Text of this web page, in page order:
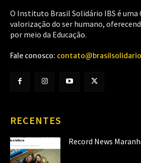
O Instituto Brasil Solidário IBS é uma
valorização do ser humano,
por meio da Educação.
Fale conosco:
RECENTES
Record News